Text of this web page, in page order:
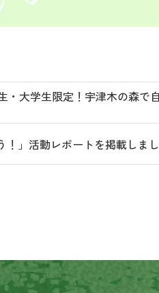
・大学生限定！宇津木の森で
」活動レポートを掲載しまし